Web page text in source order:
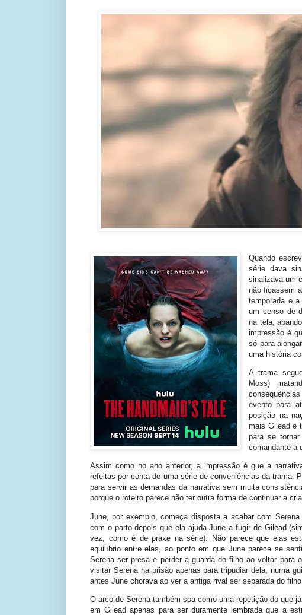
Quando
série dava
sinalizava um
não ficassem
temporada e
um senso de
na tela,
impressão é
só para
uma história
A trama
Moss)
evento para
posição na
mais Gilead e
para se
comandante a
Assim como no ano anterior, a impressão é que a
refeitas por conta de uma série de conveniências da trama.
para servir as demandas da narrativa sem muita
porque o roteiro parece não ter outra forma de continuar a
June, por exemplo, começa disposta a acabar com
com o parto depois que ela ajuda June a fugir de Gilead
vez, como é de praxe na série). Não parece que elas
equilíbrio entre elas, ao ponto em que June parece se
Serena ser presa e perder a guarda do filho ao voltar para
visitar Serena na prisão apenas para tripudiar dela, numa
antes June chorava ao ver a antiga rival ser separada do filho.
O arco de Serena também soa como uma repetição do que
em Gilead apenas para ser duramente lembrada que a